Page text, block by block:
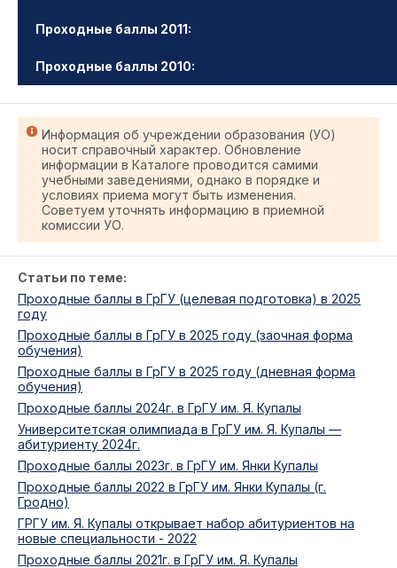
Проходные баллы 2011:
Проходные баллы 2010:
Информация об учреждении образования (УО)
носит справочный характер. Обновление
информации в Каталоге проводится самими
учебными заведениями, однако в порядке и
условиях приема могут быть изменения.
Советуем уточнять информацию в приемной
комиссии УО.
Статьи по теме:
Проходные баллы в ГрГУ (целевая подготовка) в 2025
году
Проходные баллы в ГрГУ в 2025 году (заочная форма
обучения)
Проходные баллы в ГрГУ в 2025 году (дневная форма
обучения)
Проходные баллы 2024г. в ГрГУ им. Я. Купалы
Университетская олимпиада в ГрГУ им. Я. Купалы —
абитуриенту 2024г.
Проходные баллы 2023г. в ГрГУ им. Янки Купалы
Проходные баллы 2022 в ГрГУ им. Янки Купалы (г.
Гродно)
ГРГУ им. Я. Купалы открывает набор абитуриентов на
новые специальности - 2022
Проходные баллы 2021г. в ГрГУ им. Я. Купалы